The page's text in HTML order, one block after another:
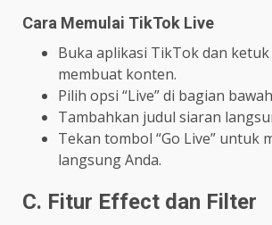
Cara Memulai TikTok Live
Buka aplikasi TikTok dan
membuat konten.
Pilih opsi “Live” di bagian
Tambahkan judul siaran
Tekan tombol “Go Live” untuk
langsung Anda.
C. Fitur Effect dan Filter